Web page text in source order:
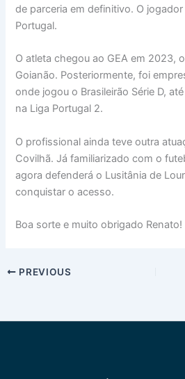
de parceria em definitivo. O
Portugal.
O atleta chegou ao GEA em 2023,
Goianão. Posteriormente, foi
onde jogou o Brasileirão Série D,
na Liga Portugal 2.
O profissional ainda teve outra
Covilhã. Já familiarizado com o
agora defenderá o Lusitânia de
conquistar o acesso.
Boa sorte e muito obrigado Renato!
PREVIOUS